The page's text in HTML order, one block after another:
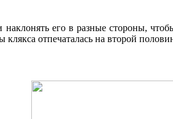
его в разные стороны,
отпечаталась на второй